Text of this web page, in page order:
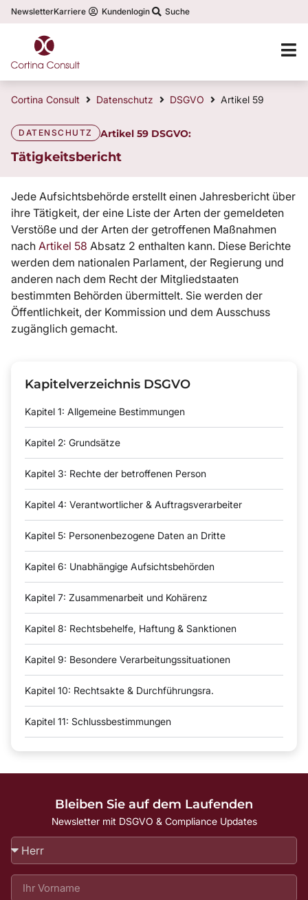
NewsletterKarriere Kundenlogin Suche
Cortina Consult Datenschutz DSGVO Artikel 59
DATENSCHUTZ Artikel 59 DSGVO:
Tätigkeitsbericht
Jede Aufsichtsbehörde erstellt einen Jahresbericht über
ihre Tätigkeit, der eine Liste der Arten der gemeldeten
Verstöße und der Arten der getroffenen Maßnahmen
nach Artikel 58 Absatz 2 enthalten kann. Diese Berichte
werden dem nationalen Parlament, der Regierung und
anderen nach dem Recht der Mitgliedstaaten
bestimmten Behörden übermittelt. Sie werden der
Öffentlichkeit, der Kommission und dem Ausschuss
zugänglich gemacht.
Kapitelverzeichnis DSGVO
Kapitel 1: Allgemeine Bestimmungen
Kapitel 2: Grundsätze
Kapitel 3: Rechte der betroffenen Person
Kapitel 4: Verantwortlicher & Auftragsverarbeiter
Kapitel 5: Personenbezogene Daten an Dritte
Kapitel 6: Unabhängige Aufsichtsbehörden
Kapitel 7: Zusammenarbeit und Kohärenz
Kapitel 8: Rechtsbehelfe, Haftung & Sanktionen
Kapitel 9: Besondere Verarbeitungssituationen
Kapitel 10: Rechtsakte & Durchführungsra.
Kapitel 11: Schlussbestimmungen
Bleiben Sie auf dem Laufenden
Newsletter mit DSGVO & Compliance Updates